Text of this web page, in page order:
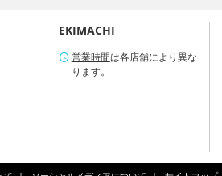
EKIMACHI
営業時間は各店舗により異な
ります。